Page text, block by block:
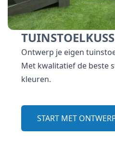
Ontwerp je eigen
Met kwalitatief de beste
kleuren.
START MET